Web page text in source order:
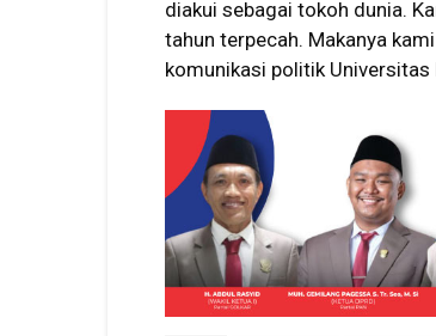
diakui sebagai tokoh dunia.
tahun terpecah. Makanya
komunikasi politik